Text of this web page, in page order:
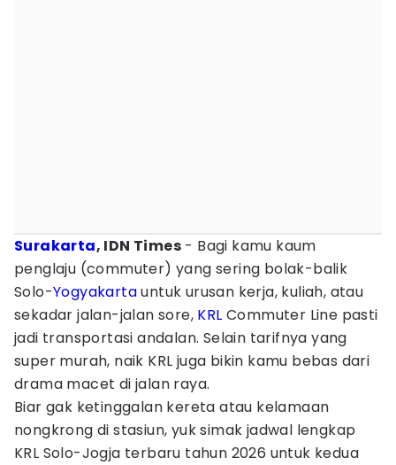
Surakarta, IDN Times - Bagi kamu kaum
penglaju (commuter) yang sering bolak-balik
Solo-Yogyakartauntuk urusan kerja, kuliah, atau
sekadar jalan-jalan sore, KRL Commuter Line pasti
jadi transportasi andalan. Selain tarifnya yang
super murah, naik KRL juga bikin kamu bebas dari
drama macet di jalan raya.
Biar gak ketinggalan kereta atau kelamaan
nongkrong di stasiun, yuk simak jadwal lengkap
KRL Solo-Jogja terbaru tahun 2026 untuk kedua